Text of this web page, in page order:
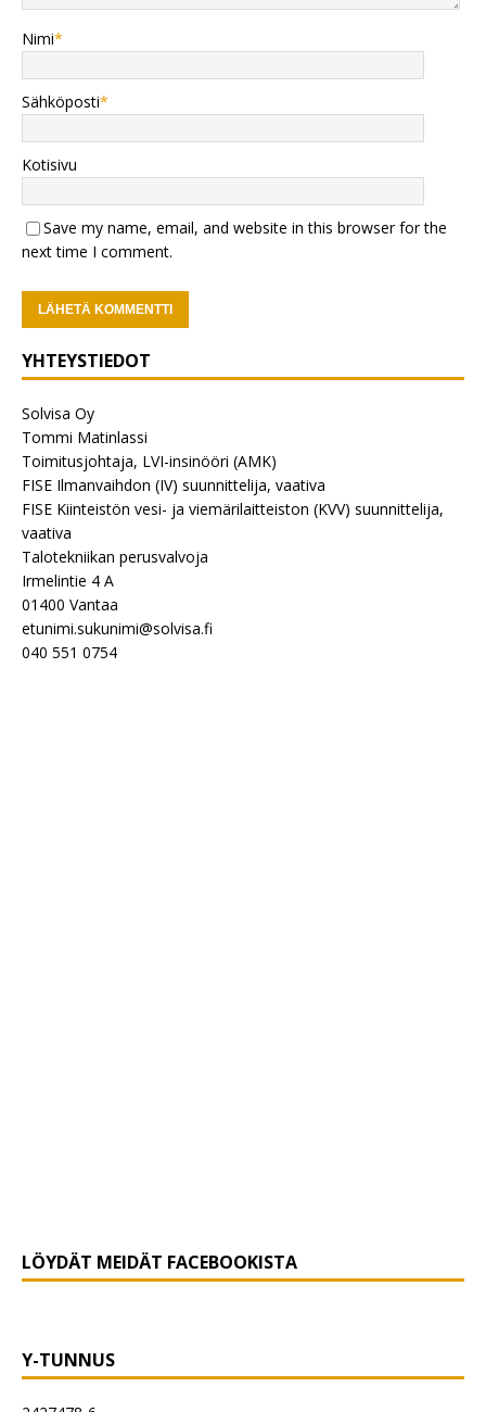
Nimi*
Sähköposti*
Kotisivu
Save my name, email, and website in this browser for the
next time I comment.
YHTEYSTIEDOT
Solvisa Oy
Tommi Matinlassi
Toimitusjohtaja, LVI-insinööri (AMK)
FISE Ilmanvaihdon (IV) suunnittelija, vaativa
FISE Kiinteistön vesi- ja viemärilaitteiston (KVV) suunnittelija,
vaativa
Talotekniikan perusvalvoja
Irmelintie 4 A
01400 Vantaa
etunimi.sukunimi@solvisa.fi
040 551 0754
LÖYDÄT MEIDÄT FACEBOOKISTA
Y-TUNNUS